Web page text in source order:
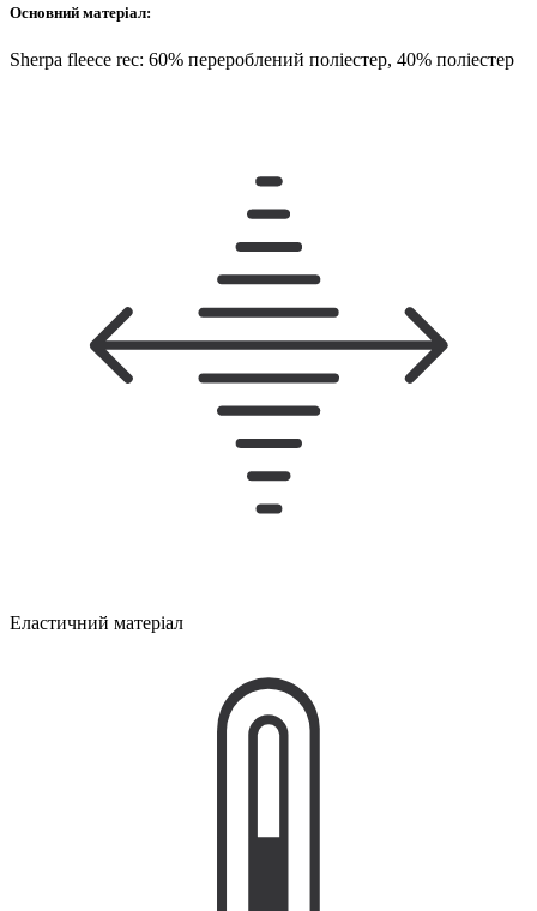
Основний матеріал:
Sherpa fleece rec: 60% перероблений поліестер, 40% поліестер
Еластичний матеріал